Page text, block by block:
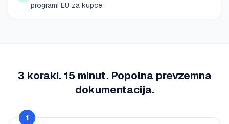
programi EU za kupce.
3 koraki. 15 minut. Popolna prevzemna
dokumentacija.
1